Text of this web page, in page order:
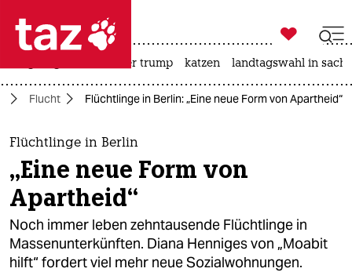
 taz zahl ich
taz zahl ich
themen
politik
öko
gesellschaft

taz zahl ich
usa unter trump katzen landtagswahl in
Flucht Flüchtlinge in Berlin: „Eine neue Form von Apartheid“
Flüchtlinge in Berlin
„Eine neue Form von
Apartheid“
Noch immer leben zehntausende Flüchtlinge in
Massenunterkünften. Diana Henniges von „Moabit
hilft“ fordert viel mehr neue Sozialwohnungen.